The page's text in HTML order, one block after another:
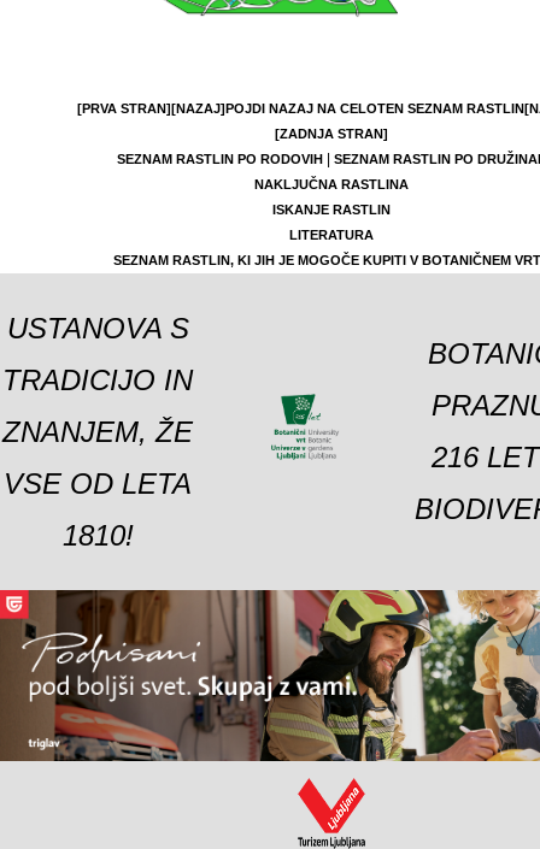
[PRVA STRAN][NAZAJ]POJDI NAZAJ NA CELOTEN SEZNAM RASTLIN
[ZADNJA STRAN]
SEZNAM RASTLIN PO RODOVIH|
SEZNAM RASTLIN PO
NAKLJUČNA RASTLINA
ISKANJE RASTLIN
LITERATURA
SEZNAM RASTLIN, KI JIH JE MOGOČE KUPITI V BOTANIČNEM
USTANOVA S
TRADICIJO IN
ZNANJEM, ŽE
VSE OD LETA
1810!
216